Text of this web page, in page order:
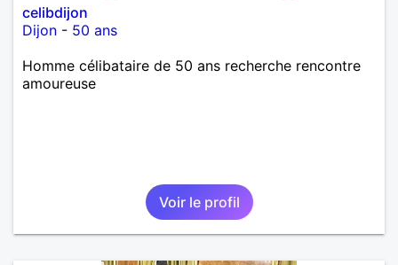
celibdijon
Dijon - 50 ans
Homme célibataire de 50 ans recherche rencontre
amoureuse
Voir le profil